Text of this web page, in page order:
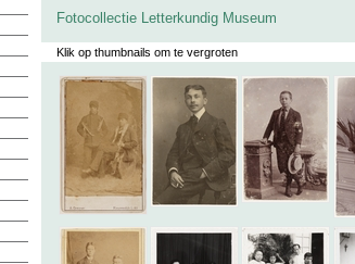
Fotocollectie Letterkundig Museum
Klik op thumbnails om te vergroten